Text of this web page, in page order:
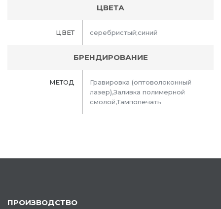
ЦВЕТА
ЦВЕТ серебристый;синий
БРЕНДИРОВАНИЕ
МЕТОД
Гравировка (оптоволоконный
лазер),Заливка полимерной
смолой,Тампопечать
ПРОИЗВОДСТВО